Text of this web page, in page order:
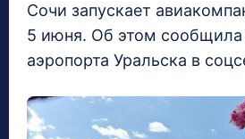
Сочи запускает
5 июня. Об этом
аэропорта Уральска в